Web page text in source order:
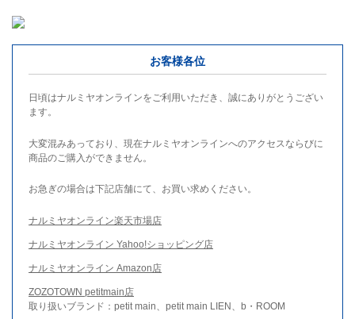
お客様各位
日頃はナルミヤオンラインをご利用いただき、誠にありがとうござい
ます。
大変混みあっており、現在ナルミヤオンラインへのアクセスならびに
商品のご購入ができません。
お急ぎの場合は下記店舗にて、お買い求めください。
ナルミヤオンライン楽天市場店
ナルミヤオンライン Yahoo!ショッピング店
ナルミヤオンライン Amazon店
ZOZOTOWN petitmain店
取り扱いブランド：petit main、petit main LIEN、b・ROOM